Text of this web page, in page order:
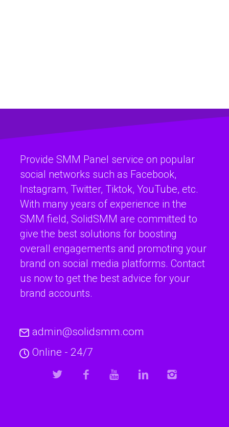
Provide SMM Panel service on popular
social networks such as Facebook,
Instagram, Twitter, Tiktok, YouTube, etc.
With many years of experience in the
SMM field, SolidSMM are committed to
give the best solutions for boosting
overall engagements and promoting your
brand on social media platforms. Contact
us now to get the best advice for your
brand accounts.
admin@solidsmm.com
Online - 24/7